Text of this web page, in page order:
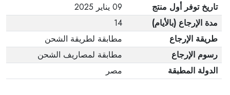
تاريخ توفر أول منتج
09 يناير 2025
مدة الإرجاع (بالأيام)
14
طريقة الإرجاع
مطابقة لطريقة الشحن
رسوم الإرجاع
مطابقة لمصاريف الشحن
الدولة المطبقة
مصر